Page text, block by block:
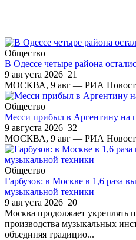
Общество
В Одессе четыре района
9 августа 2026 21
МОСКВА, 9 авг — РИА
Общество
Месси прибыл в Аргентину на
9 августа 2026 32
МОСКВА, 9 авг — РИА
Общество
Гарбузов: в Москве в 1,6 раза
музыкальной техники
9 августа 2026 20
Москва продолжает укреплять
производства музыкальных
объединяя традицио...